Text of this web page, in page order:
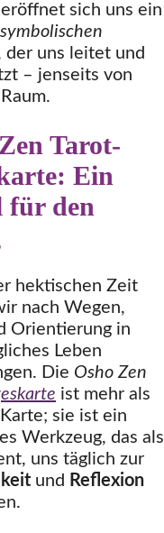
sich uns ein
symbolischen
der uns leitet und
– jenseits von
Tarot-
Ein
für den
hektischen Zeit
nach Wegen,
Orientierung in
Leben
Die Osho Zen
ist mehr als
sie ist ein
Werkzeug, das als
uns täglich zur
und Reflexion